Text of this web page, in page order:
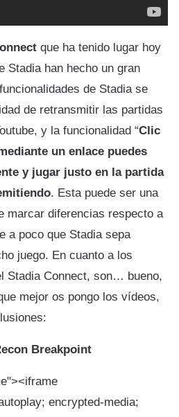
que ha tenido lugar hoy
Stadia han hecho un gran
de Stadia se
de retransmitir las partidas
y la funcionalidad “Clic
un enlace puedes
y jugar justo en la partida
. Esta puede ser una
marcar diferencias respecto a
a poco que Stadia sepa
juego. En cuanto a los
Stadia Connect, son… bueno,
mejor os pongo los vídeos,
Breakpoint
encrypted-media;